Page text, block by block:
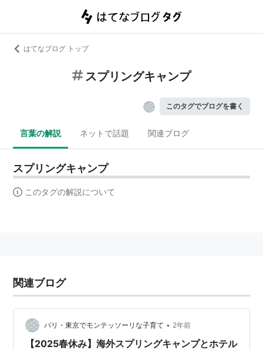
はてなブログ トップ
スプリングキャンプ
このタグでブログを書く
言葉の解説 ネットで話題 関連ブログ
スプリングキャンプ
このタグの解説について
関連ブログ
パリ・東京でモンテッソーリな子育て • 2年前
【2025春休み】海外スプリングキャンプとホテル